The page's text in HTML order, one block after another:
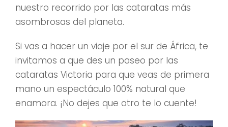
nuestro recorrido por las cataratas más
asombrosas del planeta.
Si vas a hacer un viaje por el sur de África, te
invitamos a que des un paseo por las
cataratas Victoria para que veas de primera
mano un espectáculo 100% natural que
enamora. ¡No dejes que otro te lo cuente!